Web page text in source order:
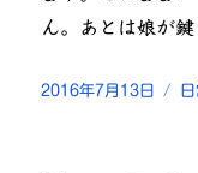
ん。あとは娘が
投
2016年7月13日
カ